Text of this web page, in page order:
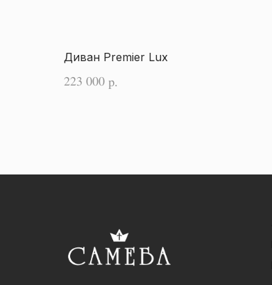
Диван Premier Lux
223 000 р.